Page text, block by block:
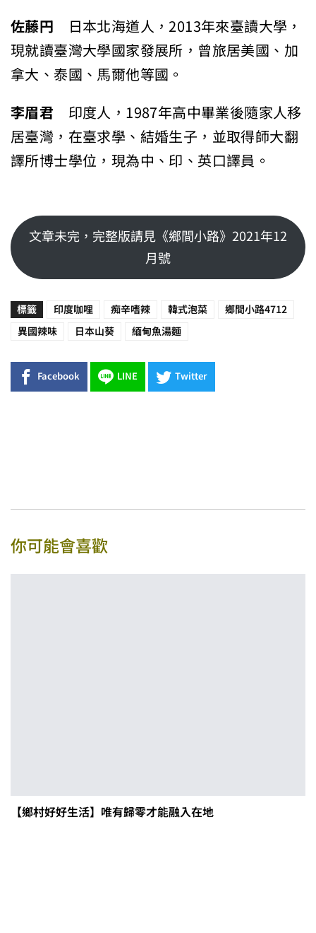
佐藤円 日本北海道人，2013年來臺讀大學，
現就讀臺灣大學國家發展所，曾旅居美國、加
拿大、泰國、馬爾他等國。
李眉君 印度人，1987年高中畢業後隨家人移
居臺灣，在臺求學、結婚生子，並取得師大翻
譯所博士學位，現為中、印、英口譯員。
文章未完，完整版請見《鄉間小路》2021年12
月號
標籤 印度咖哩 痴辛嗜辣 韓式泡菜 鄉間小路4712
異國辣味 日本山葵 緬甸魚湯麵
Facebook LINE Twitter
你可能會喜歡
【鄉村好好生活】唯有歸零才能融入在地